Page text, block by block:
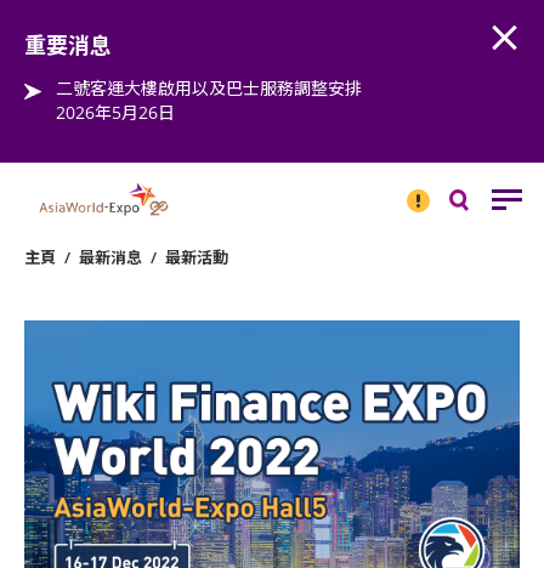
重要消息
二號客運大樓啟用以及巴士服務調整安排
2026年5月26日
消息
主頁 / 最新消息 / 最新活動